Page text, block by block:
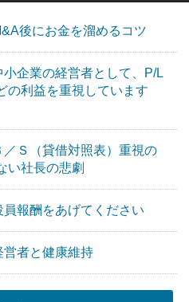
後にお金を溜めるコツ
企業の経営者として、P/L
の利益を重視しています
Ｓ（貸借対照表）重視の
い社長の悲劇
報酬をあげてください
者と健康維持